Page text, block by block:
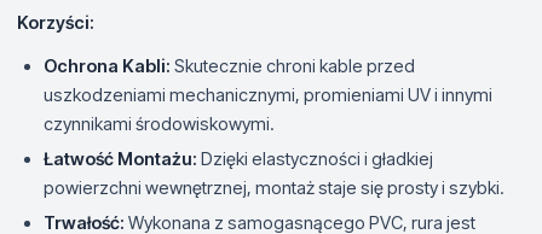
Korzyści:
Ochrona Kabli: Skutecznie chroni kable przed
uszkodzeniami mechanicznymi, promieniami UV i innymi
czynnikami środowiskowymi.
Łatwość Montażu: Dzięki elastyczności i gładkiej
powierzchni wewnętrznej, montaż staje się prosty i szybki.
Trwałość: Wykonana z samogasnącego PVC, rura jest